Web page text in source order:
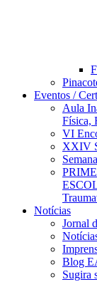
Eventos /
Aula
Física,
VI
XXIV
Notícias
Jornal
Blog
Sugira